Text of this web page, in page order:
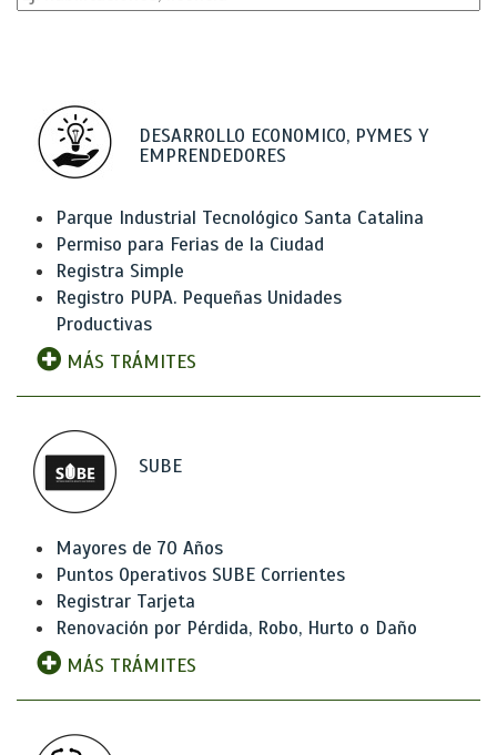
DESARROLLO ECONOMICO, PYMES Y
EMPRENDEDORES
Parque Industrial Tecnológico Santa Catalina
Permiso para Ferias de la Ciudad
Registra Simple
Registro PUPA. Pequeñas Unidades
Productivas
MÁS TRÁMITES
SUBE
Mayores de 70 Años
Puntos Operativos SUBE Corrientes
Registrar Tarjeta
Renovación por Pérdida, Robo, Hurto o Daño
MÁS TRÁMITES